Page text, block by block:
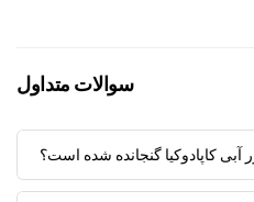
سوالات متداول